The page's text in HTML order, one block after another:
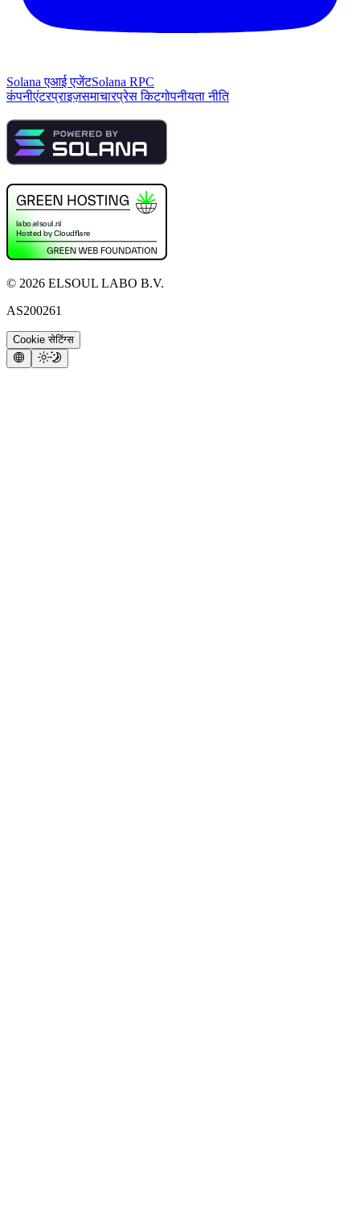
Solana एआई एजेंटSolana RPC
कंपनीएंटरप्राइज़समाचारप्रेस किटगोपनीयता नीति
© 2026 ELSOUL LABO B.V.
AS200261
Cookie सेटिंग्स